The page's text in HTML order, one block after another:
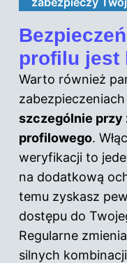
profilu jest
Warto również
szczególnie przy
profilowego.
weryfikacji to
na dodatkową
temu zyskasz
dostępu do
Regularne
silnych